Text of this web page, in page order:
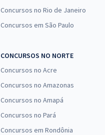
Concursos no Rio de Janeiro
Concursos em São Paulo
CONCURSOS NO NORTE
Concursos no Acre
Concursos no Amazonas
Concursos no Amapá
Concursos no Pará
Concursos em Rondônia